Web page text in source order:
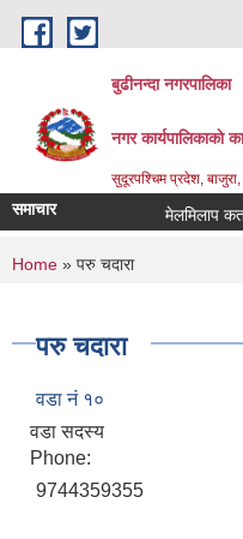
Skip to main content
बुढीनन्दा नगरपालिका
नगर कार्यपालिकाकाे
सुदूरपश्चिम प्रदेश,
समाचार मेलमिलाप कर्ता
You are here
Home » परु चदारा
परु चदारा
वडा नं १०
वडा सदस्य
Phone:
9744359355